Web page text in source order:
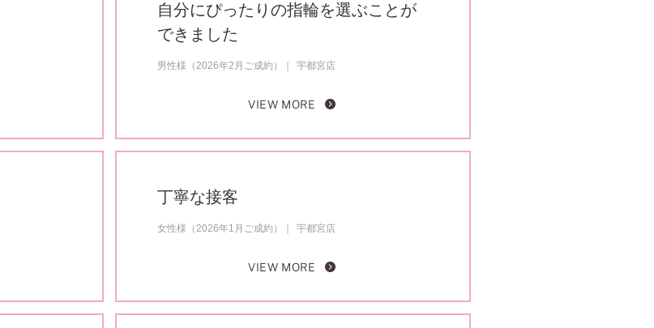
自分にぴったりの指輪を選ぶことが
できました
男性様（2026年2月ご成約） 宇都宮店
VIEW MORE
丁寧な接客
女性様（2026年1月ご成約） 宇都宮店
VIEW MORE